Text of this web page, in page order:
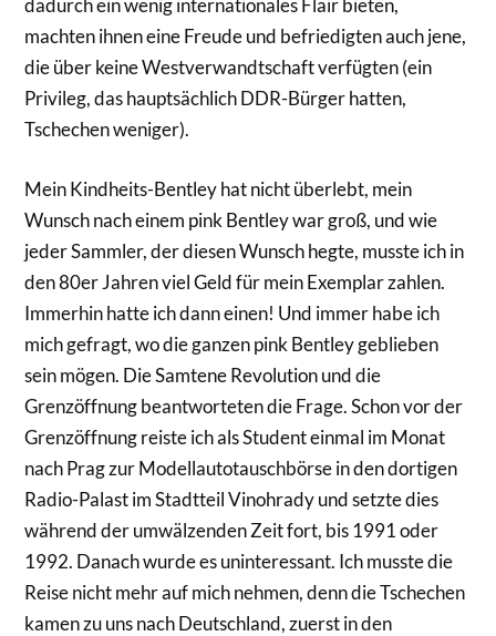
dadurch ein wenig internationales Flair bieten,
machten ihnen eine Freude und befriedigten auch jene,
die über keine Westverwandtschaft verfügten (ein
Privileg, das hauptsächlich DDR-Bürger hatten,
Tschechen weniger).
Mein Kindheits-Bentley hat nicht überlebt, mein
Wunsch nach einem pink Bentley war groß, und wie
jeder Sammler, der diesen Wunsch hegte, musste ich in
den 80er Jahren viel Geld für mein Exemplar zahlen.
Immerhin hatte ich dann einen! Und immer habe ich
mich gefragt, wo die ganzen pink Bentley geblieben
sein mögen. Die Samtene Revolution und die
Grenzöffnung beantworteten die Frage. Schon vor der
Grenzöffnung reiste ich als Student einmal im Monat
nach Prag zur Modellautotauschbörse in den dortigen
Radio-Palast im Stadtteil Vinohrady und setzte dies
während der umwälzenden Zeit fort, bis 1991 oder
1992. Danach wurde es uninteressant. Ich musste die
Reise nicht mehr auf mich nehmen, denn die Tschechen
kamen zu uns nach Deutschland, zuerst in den